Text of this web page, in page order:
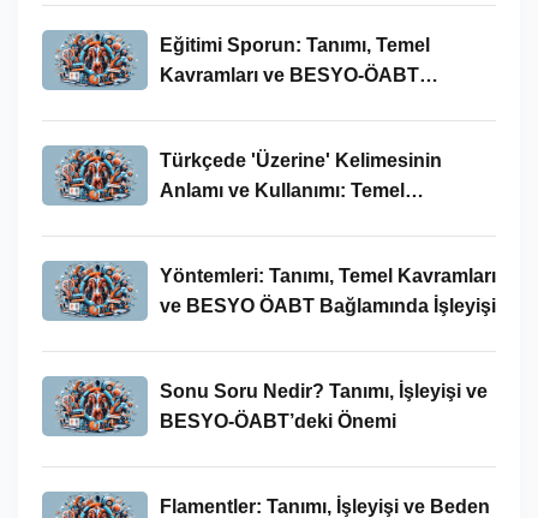
Eğitimi Sporun: Tanımı, Temel
Kavramları ve BESYO-ÖABT
Türkçede 'Üzerine' Kelimesinin
Anlamı ve Kullanımı: Temel
Yöntemleri: Tanımı, Temel Kavramları
ve BESYO ÖABT Bağlamında İşleyişi
Sonu Soru Nedir? Tanımı, İşleyişi ve
BESYO-ÖABT’deki Önemi
Flamentler: Tanımı, İşleyişi ve Beden